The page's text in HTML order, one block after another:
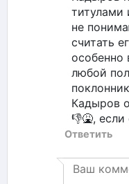
титулами
не
считать
особенно
любой
Кадыров
👎🤮,
Ответить